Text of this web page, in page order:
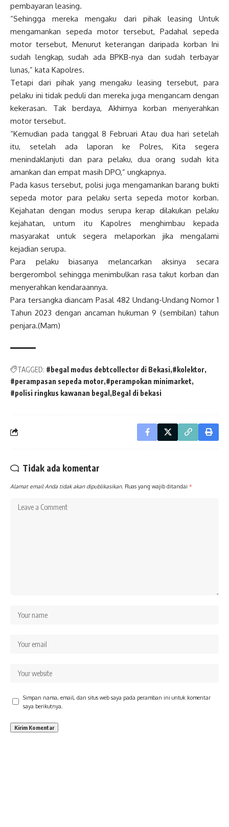
pembayaran leasing.
“Sehingga mereka mengaku dari pihak leasing Untuk
mengamankan sepeda motor tersebut, Padahal sepeda
motor tersebut, Menurut keterangan daripada korban Ini
sudah lengkap, sudah ada BPKB-nya dan sudah terbayar
lunas,” kata Kapolres.
Tetapi dari pihak yang mengaku leasing tersebut, para
pelaku ini tidak peduli dan mereka juga mengancam dengan
kekerasan. Tak berdaya, Akhirnya korban menyerahkan
motor tersebut.
“Kemudian pada tanggal 8 Februari Atau dua hari setelah
itu, setelah ada laporan ke Polres, Kita segera
menindaklanjuti dan para pelaku, dua orang sudah kita
amankan dan empat masih DPO,” ungkapnya.
Pada kasus tersebut, polisi juga mengamankan barang bukti
sepeda motor para pelaku serta sepeda motor korban.
Kejahatan dengan modus serupa kerap dilakukan pelaku
kejahatan, untum itu Kapolres menghimbau kepada
masyarakat untuk segera melaporkan jika mengalami
kejadian serupa.
Para pelaku biasanya melancarkan aksinya secara
bergerombol sehingga menimbulkan rasa takut korban dan
menyerahkan kendaraannya.
Para tersangka diancam Pasal 482 Undang-Undang Nomor 1
Tahun 2023 dengan ancaman hukuman 9 (sembilan) tahun
penjara.(Mam)
TAGGED: #begal modus debtcollector di Bekasi #kolektor
#perampasan sepeda motor #perampokan minimarket
#polisi ringkus kawanan begal Begal di bekasi
Tidak ada komentar
Alamat email Anda tidak akan dipublikasikan. Ruas yang wajib ditandai *
Simpan nama, email, dan situs web saya pada peramban ini untuk komentar
saya berikutnya.